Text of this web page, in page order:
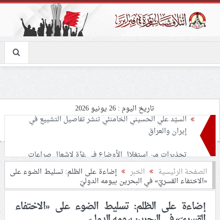
تاريخ اليوم : 26 يونيو 2026
تحذيرات من استغلال الأوضاع في غزّة لإشعال صراعات
ملفّ إنسانيّ مؤلم.. الأسيرات الفلسطينيّات بين القمع
والإهمال الطبي
55 مأتمًا وحسينيّة يعترضون على الإجراءات القمعيّة للنظام
الصفحة الرئيسية الخبر إضاءة على الظلم: تسليط الضوء على
«الاختفاء القسريّ» في البحرين بيومه الدوليّ
إضاءة على الظلم: تسليط الضوء على «الاختفاء